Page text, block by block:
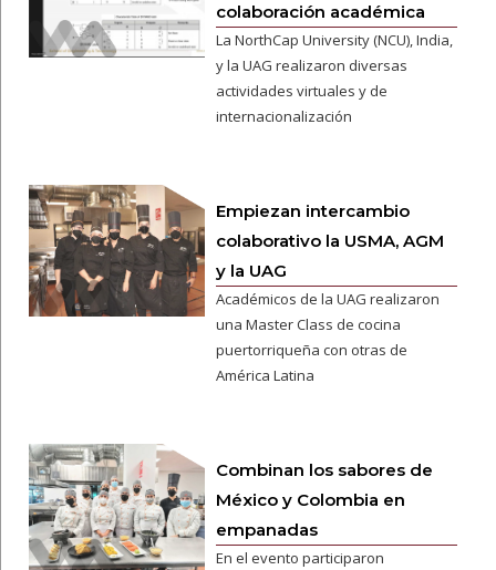
colaboración académica
La NorthCap University (NCU), India,
y la UAG realizaron diversas
actividades virtuales y de
internacionalización
Empiezan intercambio
colaborativo la USMA, AGM
y la UAG
Académicos de la UAG realizaron
una Master Class de cocina
puertorriqueña con otras de
América Latina
Combinan los sabores de
México y Colombia en
empanadas
En el evento participaron